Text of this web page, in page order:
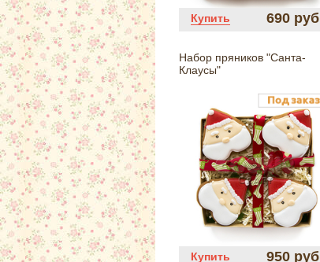
Купить 690 руб
Набор пряников "Санта-
Клаусы"
Купить 950 руб